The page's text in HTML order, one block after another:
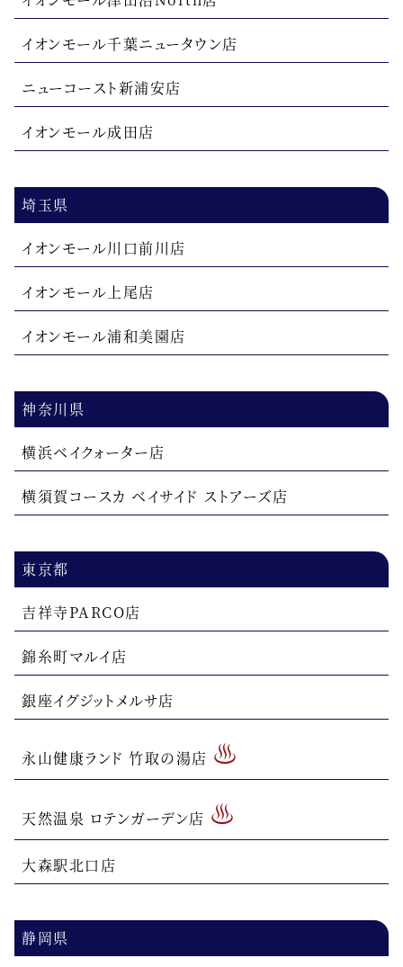
イオンモール千葉ニュータウン店
ニューコースト新浦安店
イオンモール成田店
埼玉県
イオンモール川口前川店
イオンモール上尾店
イオンモール浦和美園店
神奈川県
横浜ベイクォーター店
横須賀コースカ ベイサイド ストアーズ店
東京都
吉祥寺PARCO店
錦糸町マルイ店
銀座イグジットメルサ店
永山健康ランド 竹取の湯店 ♨
天然温泉 ロテンガーデン店 ♨
大森駅北口店
静岡県